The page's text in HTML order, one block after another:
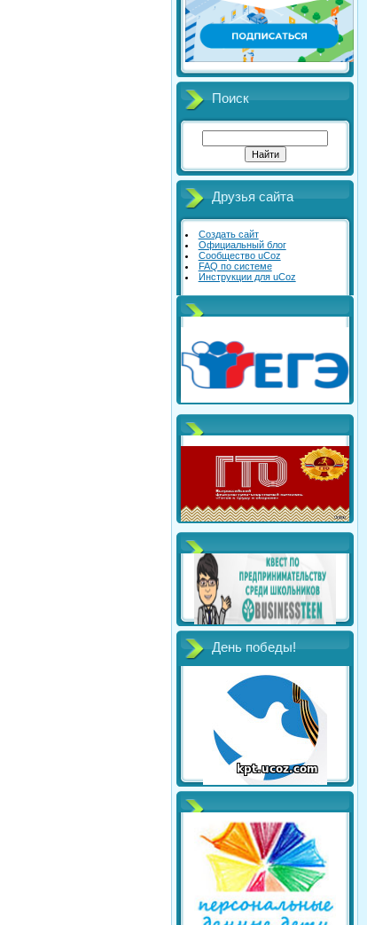
Поиск
Друзья сайта
Создать сайт
Официальный блог
Сообщество uCoz
FAQ по системе
Инструкции для uCoz
День победы!